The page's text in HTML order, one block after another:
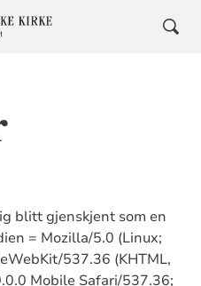
blitt gjenskjent som en
= Mozilla/5.0 (Linux;
537.36 (KHTML,
Mobile Safari/537.36;